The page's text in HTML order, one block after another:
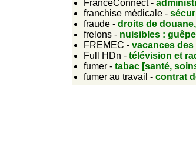
FranceConnect -
franchise médicale -
fraude - droits de
frelons - nuisibles :
FREMEC - vacances
Full HDn - télévision et
fumer - tabac [santé,
fumer au travail - contrat